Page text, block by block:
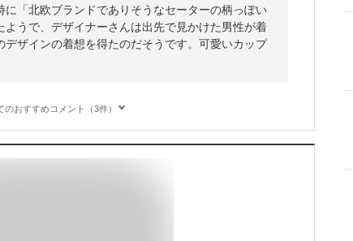
「北欧ブランドでありそうなセーターの柄っぽい
うで、デザイナーさんは出先で見かけた男性が着
ザインの着想を得たのだそうです。可愛いカップ
のおすすめコメント（3件）